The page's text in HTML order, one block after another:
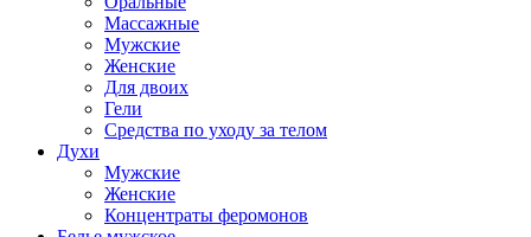
Массажные
Мужские
Женские
Для двоих
Гели
Средства по уходу за телом
Духи
Мужские
Женские
Концентраты феромонов